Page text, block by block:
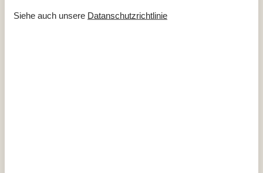
Klimaanlage
Siehe auch unsere Datanschutzrichtlinie